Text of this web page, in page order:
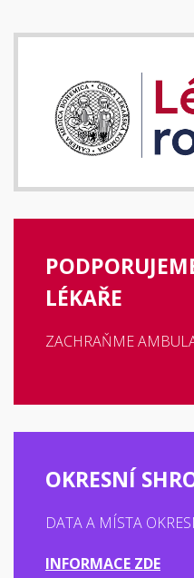
LÉKAŘE
ZACHRAŇME
OKRESNÍ
DATA A MÍSTA
INFORMACE ZDE